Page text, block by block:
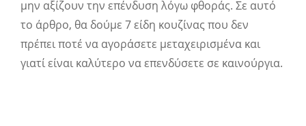
μην αξίζουν την επένδυση λόγω φθοράς. Σε αυτό
το άρθρο, θα δούμε 7 είδη κουζίνας που δεν
πρέπει ποτέ να αγοράσετε μεταχειρισμένα και
γιατί είναι καλύτερο να επενδύσετε σε καινούργια.